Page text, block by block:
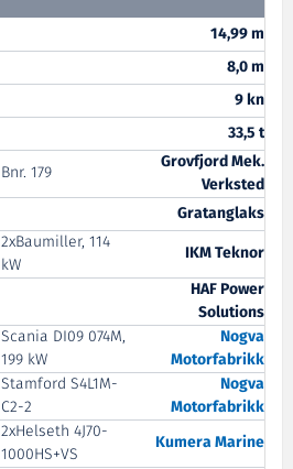
14,99 m
8,0 m
9 kn
33,5 t
Bnr. 179
Grovfjord Mek.
Verksted
Gratanglaks
2xBaumiller, 114
kW
IKM Teknor
HAF Power
Solutions
Scania DI09 074M,
199 kW
Nogva
Motorfabrikk
Stamford S4L1M-
C2-2
Nogva
Motorfabrikk
2xHelseth 4J70-
1000HS+VS
Kumera Marine